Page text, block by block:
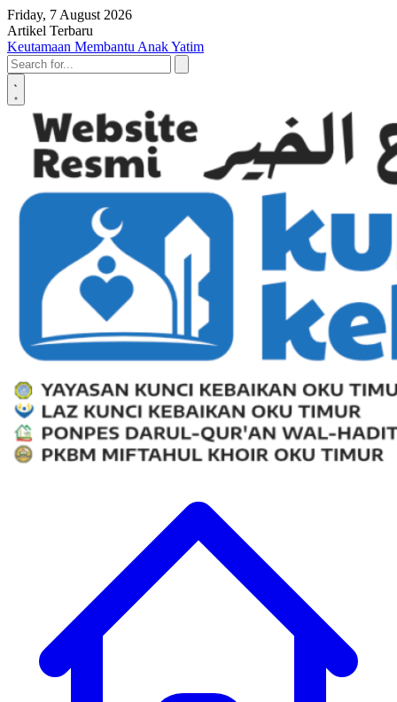
Skip to content
Friday, 7 August 2026
Artikel Terbaru
Penyerahan SK LAZ Kunci Kebaikan OKU Timur, Tonggak Baru
Penguatan Pelayanan Umat